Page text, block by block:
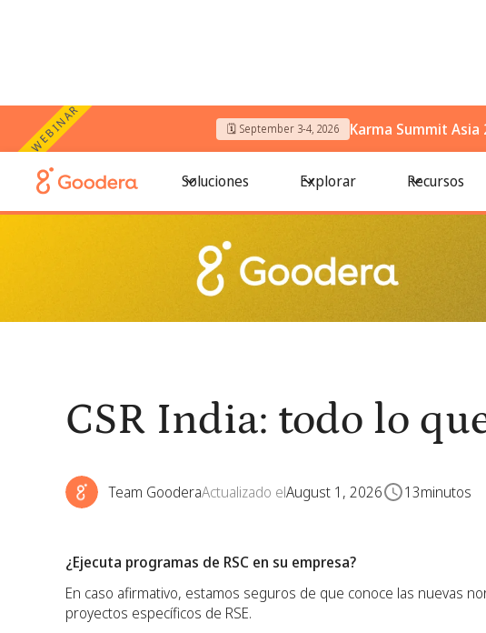
WEBINAR 🗓️ September 3-4, 2026 Karma Summit Asia
Soluciones Explorar Recursos
CSR India: todo lo que necesita saber
CSR India: todo lo
Team GooderaActualizado elAugust 1, 2026 13minutos
¿Ejecuta programas de RSC en su empresa?
En caso afirmativo, estamos seguros de que conoce las nuevas
proyectos específicos de RSE.